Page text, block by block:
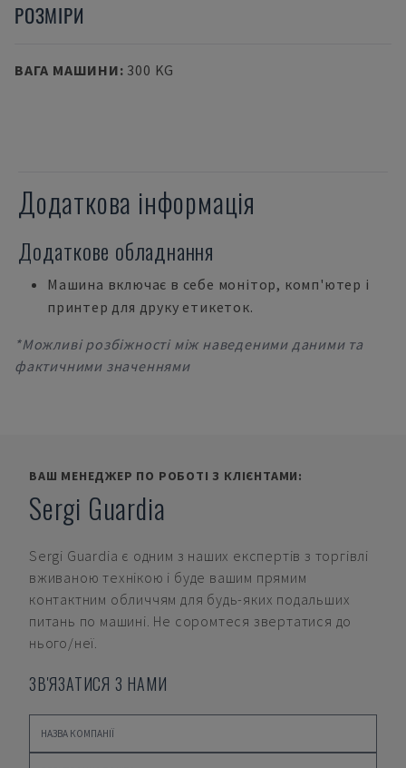
РОЗМІРИ
ВАГА МАШИНИ: 300 KG
Додаткова інформація
Додаткове обладнання
Машина включає в себе монітор, комп'ютер і
принтер для друку етикеток.
*Можливі розбіжності між наведеними даними та
фактичними значеннями
ВАШ МЕНЕДЖЕР ПО РОБОТІ З КЛІЄНТАМИ:
Sergi Guardia
Sergi Guardia є одним з наших експертів з торгівлі
вживаною технікою і буде вашим прямим
контактним обличчям для будь-яких подальших
питань по машині. Не соромтеся звертатися до
нього/неї.
ЗВ'ЯЗАТИСЯ З НАМИ